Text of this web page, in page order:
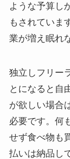
ような予算し
もされていま
業が増え眠れ
独立しフリー
とになると自
が欲しい場合
必要です。何
せず食べ物も
払いは納品し